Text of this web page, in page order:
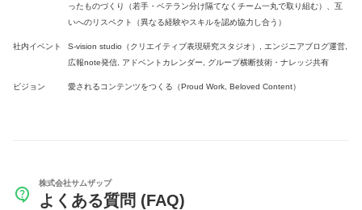
ったものづくり（若手・ベテラン分け隔てなくチーム一丸で取り組む）、互
いへのリスペクト（異なる経験やスキルを認め協力し合う）
社内イベント
S-vision studio（クリエイティブ表現研究スタジオ）, エンジニアブログ運営,
広報note発信, アドベントカレンダー, グループ横断技術・ナレッジ共有
ビジョン 愛されるコンテンツをつくる（Proud Work, Beloved Content）
株式会社サムザップ
よくある質問 (FAQ)